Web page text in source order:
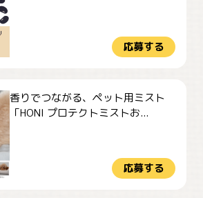
応募する
香りでつながる、ペット用ミスト
「HONI プロテクトミストお...
応募する